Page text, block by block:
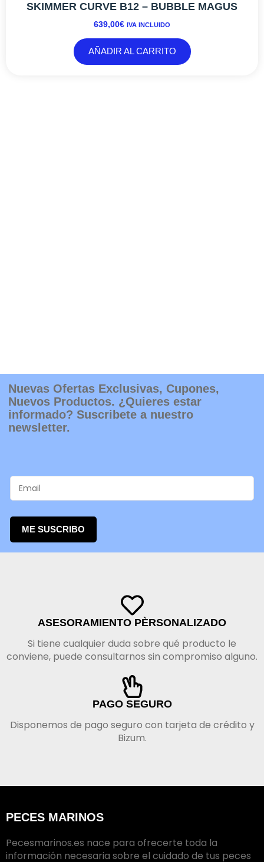
SKIMMER CURVE B12 – BUBBLE MAGUS
639,00€ IVA INCLUIDO
AÑADIR AL CARRITO
Nuevas Ofertas Exclusivas, Cupones,
Nuevos Productos. ¿Quieres estar
informado? Suscribete a nuestro
newsletter.
ME SUSCRIBO
ASESORAMIENTO PÈRSONALIZADO
Si tiene cualquier duda sobre qué producto le
conviene, puede consultarnos sin compromiso alguno.
PAGO SEGURO
Disponemos de pago seguro con tarjeta de crédito y
Bizum.
PECES MARINOS
Pecesmarinos.es nace para ofrecerte toda la
información necesaria sobre el cuidado de tus peces